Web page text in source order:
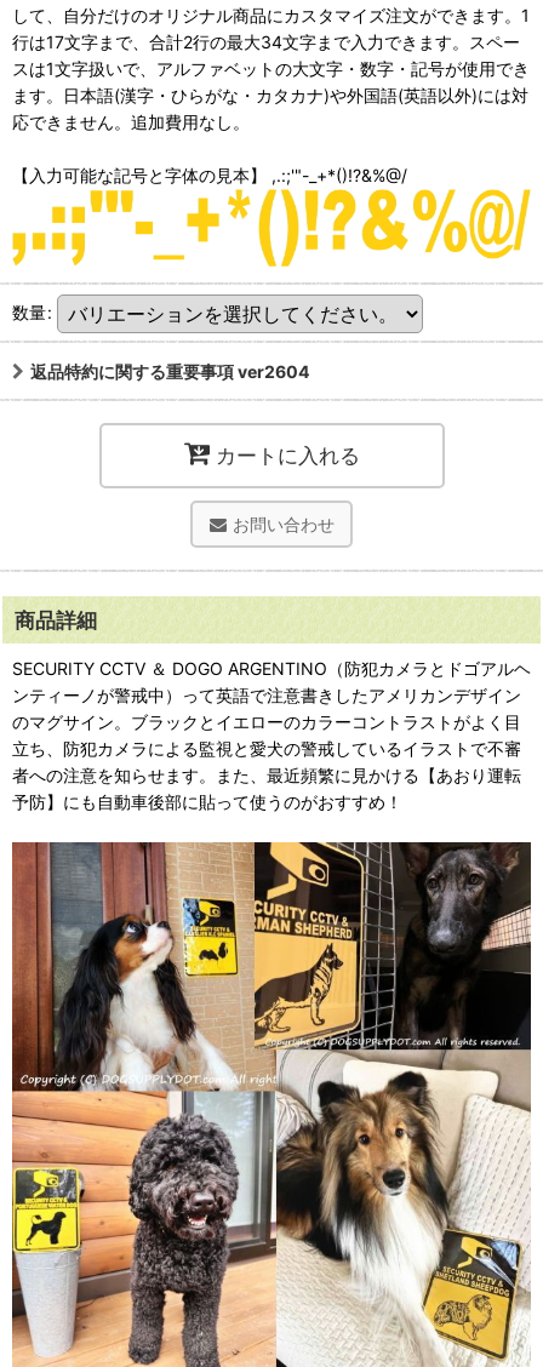
して、自分だけのオリジナル商品にカスタマイズ注文ができます。1
行は17文字まで、合計2行の最大34文字まで入力できます。スペー
スは1文字扱いで、アルファベットの大文字・数字・記号が使用でき
ます。日本語(漢字・ひらがな・カタカナ)や外国語(英語以外)には対
応できません。追加費用なし。
【入力可能な記号と字体の見本】 ,.:;'"-_+*()!?&%@/
数量:
返品特約に関する重要事項 ver2604
カートに入れる
お問い合わせ
商品詳細
SECURITY CCTV ＆ DOGO ARGENTINO（防犯カメラとドゴアルヘ
ンティーノが警戒中）って英語で注意書きしたアメリカンデザイン
のマグサイン。ブラックとイエローのカラーコントラストがよく目
立ち、防犯カメラによる監視と愛犬の警戒しているイラストで不審
者への注意を知らせます。また、最近頻繁に見かける【あおり運転
予防】にも自動車後部に貼って使うのがおすすめ！